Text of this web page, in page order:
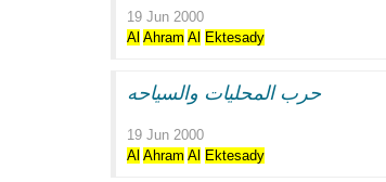
19 Jun 2000
Al Ahram Al Ektesady
حرب المحليات والسياحه
19 Jun 2000
Al Ahram Al Ektesady